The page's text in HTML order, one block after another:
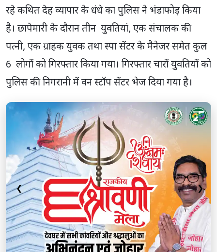
रहे कथित देह व्यापार के धंधे का पुलिस ने भंडाफोड़ किया
है। छापेमारी के दौरान तीन युवतियां, एक संचालक की
पत्नी, एक ग्राहक युवक तथा स्पा सेंटर के मैनेजर समेत कुल
6 लोगों को गिरफ्तार किया गया। गिरफ्तार चारों युवतियों को
पुलिस की निगरानी में वन स्टॉप सेंटर भेज दिया गया है।
❮ ❯